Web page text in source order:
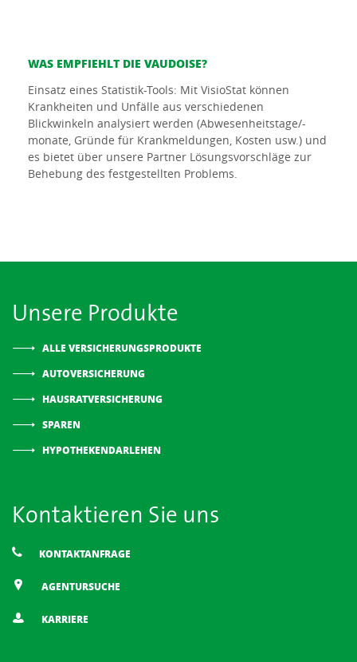
WAS EMPFIEHLT DIE VAUDOISE?
Einsatz eines Statistik-Tools: Mit VisioStat können
Krankheiten und Unfälle aus verschiedenen
Blickwinkeln analysiert werden (Abwesenheitstage/-
monate, Gründe für Krankmeldungen, Kosten usw.) und
es bietet über unsere Partner Lösungsvorschläge zur
Behebung des festgestellten Problems.
Unsere Produkte
ALLE VERSICHERUNGSPRODUKTE
AUTOVERSICHERUNG
HAUSRATVERSICHERUNG
SPAREN
HYPOTHEKENDARLEHEN
Kontaktieren Sie uns
KONTAKTANFRAGE
AGENTURSUCHE
KARRIERE